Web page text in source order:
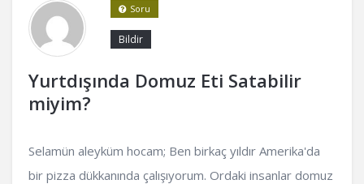
Yurtdışında Domuz Eti Satabilir
miyim?
Bildir
Soru
Selamün aleyküm hocam; Ben birkaç yıldır Amerika'da
bir pizza dükkanında çalışıyorum. Ordaki insanlar domuz